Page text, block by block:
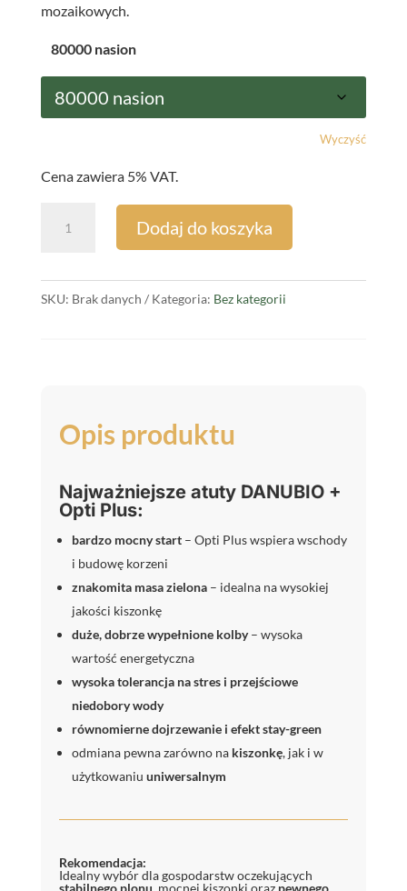
mozaikowych.
80000 nasion
Wyczyść
Cena zawiera 5% VAT.
Nasiona
Dodaj do koszyka
SKU: Brak danych Kategoria: Bez kategorii
Opis produktu
Najważniejsze atuty DANUBIO +
Opti Plus:
bardzo mocny start– Opti Plus wspiera wschody
i budowę korzeni
znakomita masa zielona– idealna na wysokiej
jakości kiszonkę
duże, dobrze wypełnione kolby– wysoka
wartość energetyczna
wysoka tolerancja na stres i przejściowe
niedobory wody
równomierne dojrzewanie i efekt stay-green
odmiana pewna zarówno na kiszonkę, jak i w
użytkowaniu uniwersalnym
Rekomendacja:
Idealny wybór dla gospodarstw oczekujących
stabilnego plonu , mocnej kiszonki oraz pewnego